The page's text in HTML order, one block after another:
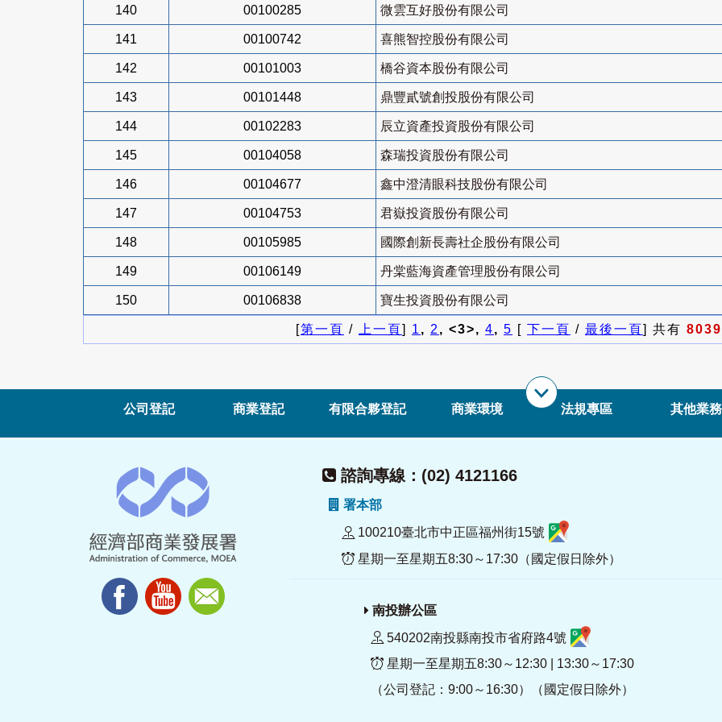
140 00100285 微雲互好股份有限公司
141 00100742 喜熊智控股份有限公司
142 00101003 橋谷資本股份有限公司
143 00101448 鼎豐貳號創投股份有限公司
144 00102283 辰立資產投資股份有限公司
145 00104058 森瑞投資股份有限公司
146 00104677 鑫中澄清眼科技股份有限公司
147 00104753 君嶽投資股份有限公司
148 00105985 國際創新長壽社企股份有限公司
149 00106149 丹棠藍海資產管理股份有限公司
150 00106838 寶生投資股份有限公司
[第一頁 / 上一頁] 1, 2, <3>, 4, 5 [ 下一頁 / 最後一頁] 共有 8039
公司登記 商業登記 有限合夥登記 商業環境 法規專區 其他業務
諮詢專線：(02) 4121166
署本部
100210臺北市中正區福州街15號
星期一至星期五8:30～17:30（國定假日除外）
南投辦公區
540202南投縣南投市省府路4號
星期一至星期五8:30～12:30 | 13:30～17:30
（公司登記：9:00～16:30）（國定假日除外）